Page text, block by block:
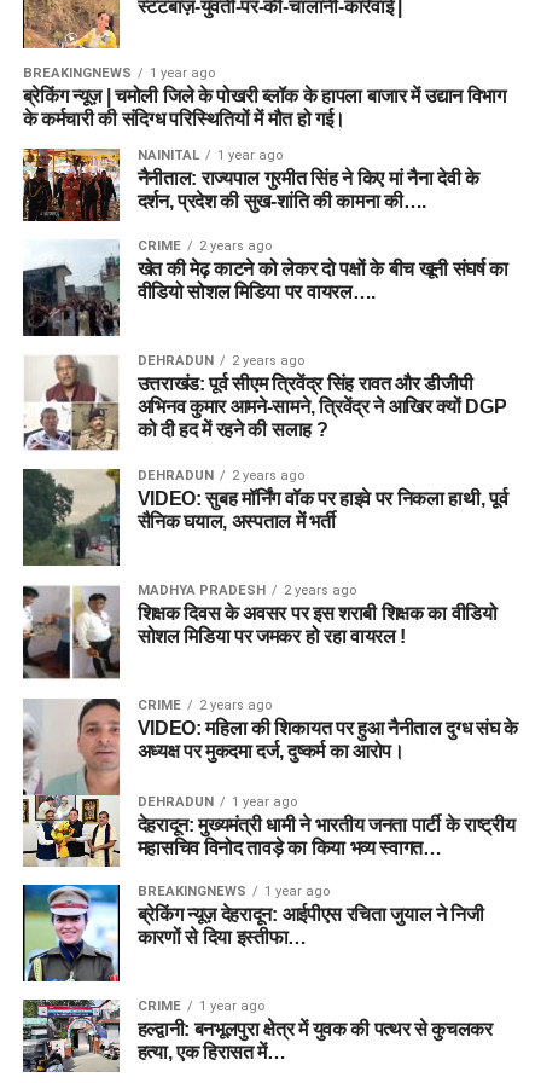
व्यक्तिगत समझ, आंकड़ों और विश्लेषण पर आधारित है। अपनी फैंटेसी टीम
बनाते समय खेल के जोखिमों का ध्यान रखें और अपने विवेक का प्रयोग
करें।
LNS-W vs ML-W Dream11 Prediction Match 23: Pitch
Report, Playing 11 & Fantasy Tips
TRT vs BPH Dream11 Prediction Match 22: Playing 11,
Pitch Report & Fantasy Team Tips
होने वाला है। फैंटेसीक्रिकेटमें सफलता पाने के लिए केवल प्रसिद्ध
खिलाड़ियों के नाम पर न जाएं, बल्कि टॉस के बाद पिच की स्थिति और प्लेइंग
11 के आधार पर अपनी फाइनल टीम में बदलाव अवश्य करें। उम्मीद है कि
यह गहन विश्लेषण आपको Dream11 और अन्य फैंटेसी प्लेटफॉर्म्स पर टॉप
रैंक हासिल करने में मदद करेगा!
Women’s Hundred League 2026 Schedule: यहाँ देखें पूरा
शेड्यूल, टीमें और नया फॉर्मेट
SUL-W vs LNS-W Dream11 Prediction Match 20: Pitch
Report, Playing 11, Fantasy Cricket Tips & Team Guide
MO vs WEF Dream11 Prediction Match 21: Pitch Report,
Playing 11, Fantasy Cricket Tips & Team
स्टंटबाज़-युवती-पर-की-चालानी-कार्रवाई |
BREAKINGNEWS 1 year ago
ब्रेकिंग न्यूज़ | चमोली जिले के पोखरी ब्लॉक के हापला बाजार में उद्यान विभाग
के कर्मचारी की संदिग्ध परिस्थितियों में मौत हो गई।
NAINITAL 1 year ago
नैनीताल: राज्यपाल गुरमीत सिंह ने किए मां नैना देवी के
दर्शन, प्रदेश की सुख-शांति की कामना की….
CRIME 2 years ago
खेत की मेढ़ काटने को लेकर दो पक्षों के बीच खूनी संघर्ष का
वीडियो सोशल मिडिया पर वायरल….
DEHRADUN 2 years ago
उत्तराखंड: पूर्व सीएम त्रिवेंद्र सिंह रावत और डीजीपी
अभिनव कुमार आमने-सामने, त्रिवेंद्र ने आखिर क्यों DGP
को दी हद में रहने की सलाह ?
DEHRADUN 2 years ago
VIDEO: सुबह मॉर्निंग वॉक पर हाइवे पर निकला हाथी, पूर्व
सैनिक घयाल, अस्पताल में भर्ती
MADHYA PRADESH 2 years ago
शिक्षक दिवस के अवसर पर इस शराबी शिक्षक का वीडियो
सोशल मिडिया पर जमकर हो रहा वायरल !
CRIME 2 years ago
VIDEO: महिला की शिकायत पर हुआ नैनीताल दुग्ध संघ के
अध्यक्ष पर मुकदमा दर्ज, दुष्कर्म का आरोप।
DEHRADUN 1 year ago
देहरादून: मुख्यमंत्री धामी ने भारतीय जनता पार्टी के राष्ट्रीय
महासचिव विनोद तावड़े का किया भव्य स्वागत…
BREAKINGNEWS 1 year ago
ब्रेकिंग न्यूज़ देहरादून: आईपीएस रचिता जुयाल ने निजी
कारणों से दिया इस्तीफा…
CRIME 1 year ago
हल्द्वानी: बनभूलपुरा क्षेत्र में युवक की पत्थर से कुचलकर
हत्या, एक हिरासत में…